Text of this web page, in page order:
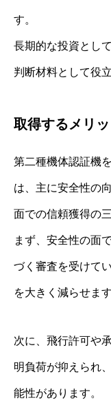
す。
長期的な投資とし
判断材料として役
取得するメリ
第二種機体認証機
は、主に安全性の
面での信頼獲得の
まず、安全性の面
づく審査を受けて
を大きく減らせます
次に、飛行許可や
明負荷が抑えられ
能性があります。